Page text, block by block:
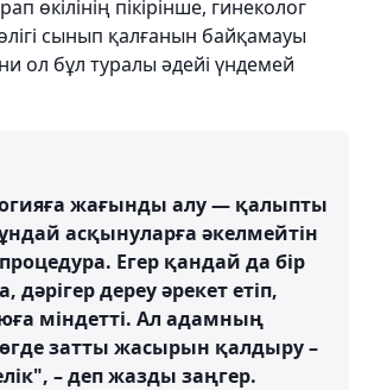
өкілінің пікірінше, гинеколог
сынып қалғанын байқамауы
ол бұл туралы әдейі үндемей
жағынды алу — қалыпты
асқынуларға әкелмейтін
Егер қандай да бір
дәрігер дереу әрекет етіп,
міндетті. Ал адамның
затты жасырын қалдыру –
– деп жазды заңгер.